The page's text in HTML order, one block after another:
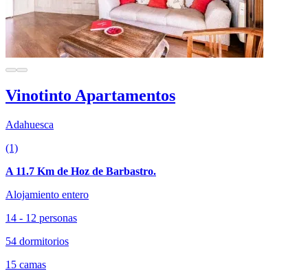
Vinotinto Apartamentos
Adahuesca
(1)
A 11.7 Km de Hoz de Barbastro.
Alojamiento entero
14 - 12 personas
54 dormitorios
15 camas